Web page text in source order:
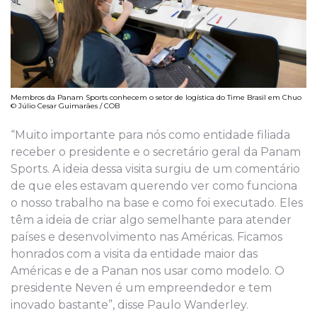
Membros da Panam Sports conhecem o setor de logística do Time Brasil em Chuo
© Júlio Cesar Guimarães / COB
“Muito importante para nós como entidade filiada
receber o presidente e o secretário geral da Panam
Sports. A ideia dessa visita surgiu de um comentário
de que eles estavam querendo ver como funciona
o nosso trabalho na base e como foi executado. Eles
têm a ideia de criar algo semelhante para atender
países e desenvolvimento nas Américas. Ficamos
honrados com a visita da entidade maior das
Américas e de a Panan nos usar como modelo. O
presidente Neven é um empreendedor e tem
inovado bastante”, disse Paulo Wanderley.